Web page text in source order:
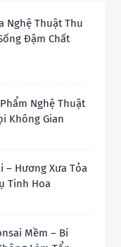
Nghệ Thuật Thu
Đậm Chất
Nghệ Thuật
Không Gian
– Hương Xưa Tỏa
Tinh Hoa
Mềm – Bí